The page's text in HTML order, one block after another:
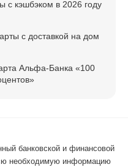
с кэшбэком в 2026 году
с доставкой на дом
Альфа-Банка «100
банковской и финансовой
необходимую информацию